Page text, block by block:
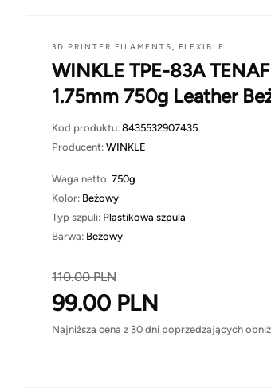
3D PRINTER FILAMENTS, FLEXIBLE
WINKLE TPE-83A
1.75mm 750g Leather
Kod produktu: 8435532907435
Producent: WINKLE
Waga netto: 750g
Kolor: Beżowy
Typ szpuli: Plastikowa szpula
Barwa: Beżowy
110.00PLN
99.00 PLN
Najniższa cena z 30 dni poprzedzających